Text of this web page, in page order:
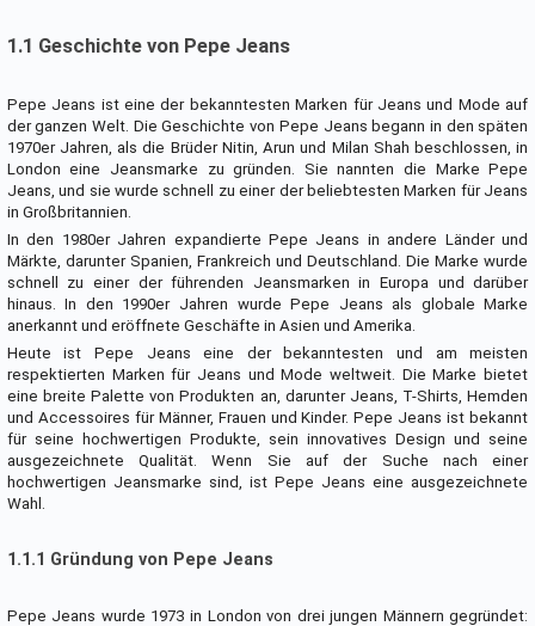
1.1 Geschichte von Pepe Jeans
Pepe Jeans ist eine der bekanntesten Marken für Jeans und Mode auf
der ganzen Welt. Die Geschichte von Pepe Jeans begann in den späten
1970er Jahren, als die Brüder Nitin, Arun und Milan Shah beschlossen, in
London eine Jeansmarke zu gründen. Sie nannten die Marke Pepe
Jeans, und sie wurde schnell zu einer der beliebtesten Marken für Jeans
in Großbritannien.
In den 1980er Jahren expandierte Pepe Jeans in andere Länder und
Märkte, darunter Spanien, Frankreich und Deutschland. Die Marke wurde
schnell zu einer der führenden Jeansmarken in Europa und darüber
hinaus. In den 1990er Jahren wurde Pepe Jeans als globale Marke
anerkannt und eröffnete Geschäfte in Asien und Amerika.
Heute ist Pepe Jeans eine der bekanntesten und am meisten
respektierten Marken für Jeans und Mode weltweit. Die Marke bietet
eine breite Palette von Produkten an, darunter Jeans, T-Shirts, Hemden
und Accessoires für Männer, Frauen und Kinder. Pepe Jeans ist bekannt
für seine hochwertigen Produkte, sein innovatives Design und seine
ausgezeichnete Qualität. Wenn Sie auf der Suche nach einer
hochwertigen Jeansmarke sind, ist Pepe Jeans eine ausgezeichnete
Wahl.
1.1.1 Gründung von Pepe Jeans
Pepe Jeans wurde 1973 in London von drei jungen Männern gegründet: